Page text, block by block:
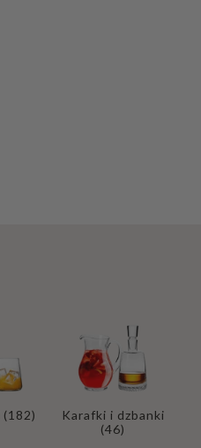
(182)
Karafki i dzbanki
(46)